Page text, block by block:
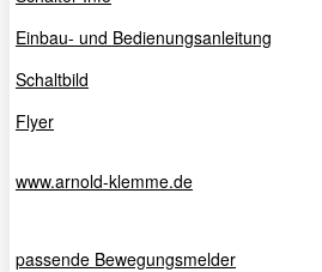
Einbau- und Bedienungsanleitung
Schaltbild
Flyer
www.arnold-klemme.de
passende Bewegungsmelder